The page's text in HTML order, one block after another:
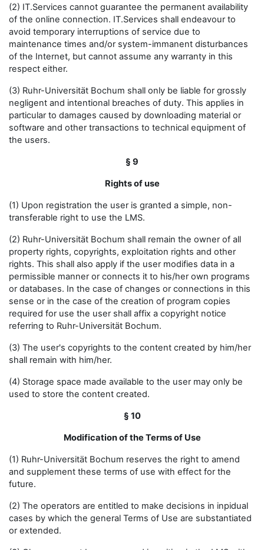
(2) IT.Services cannot guarantee the permanent availability
of the online connection. IT.Services shall endeavour to
avoid temporary interruptions of service due to
maintenance times and/or system-immanent disturbances
of the Internet, but cannot assume any warranty in this
respect either.
(3) Ruhr-Universität Bochum shall only be liable for grossly
negligent and intentional breaches of duty. This applies in
particular to damages caused by downloading material or
software and other transactions to technical equipment of
the users.
§ 9
Rights of use
(1) Upon registration the user is granted a simple, non-
transferable right to use the LMS.
(2) Ruhr-Universität Bochum shall remain the owner of all
property rights, copyrights, exploitation rights and other
rights. This shall also apply if the user modifies data in a
permissible manner or connects it to his/her own programs
or databases. In the case of changes or connections in this
sense or in the case of the creation of program copies
required for use the user shall affix a copyright notice
referring to Ruhr-Universität Bochum.
(3) The user's copyrights to the content created by him/her
shall remain with him/her.
(4) Storage space made available to the user may only be
used to store the content created.
§ 10
Modification of the Terms of Use
(1) Ruhr-Universität Bochum reserves the right to amend
and supplement these terms of use with effect for the
future.
(2) The operators are entitled to make decisions in inpidual
cases by which the general Terms of Use are substantiated
or extended.